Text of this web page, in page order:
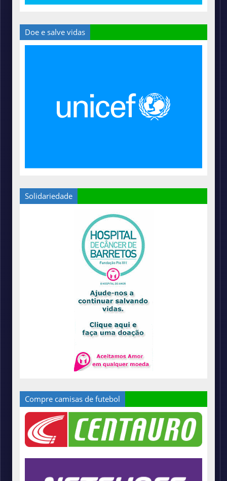
Doe e salve vidas
Solidariedade
Compre camisas de futebol